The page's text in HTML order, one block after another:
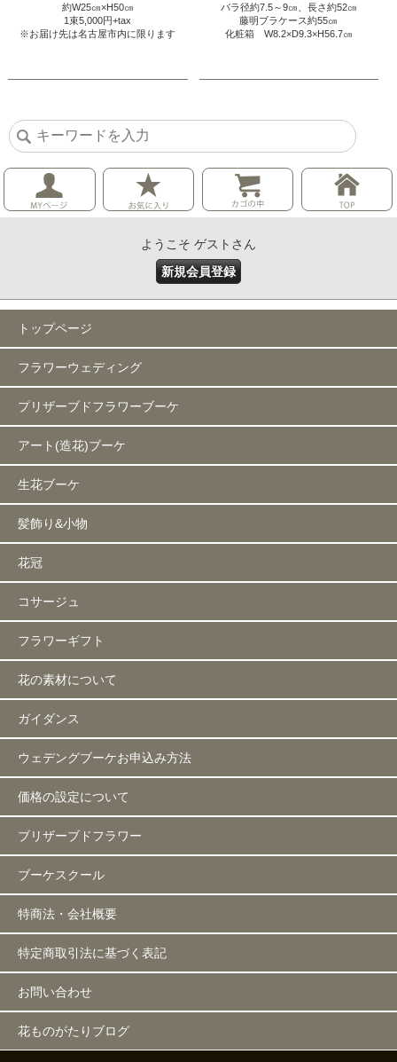
約W25㎝×H50㎝
1束5,000円+tax
※お届け先は名古屋市内に限ります
バラ径約7.5～9㎝、長さ約52㎝
藤明ブラケース約55㎝
化粧箱 W8.2×D9.3×H56.7㎝
ようこそ ゲストさん
新規会員登録
トップページ
フラワーウェディング
プリザーブドフラワーブーケ
アート(造花)ブーケ
生花ブーケ
髪飾り&小物
花冠
コサージュ
フラワーギフト
花の素材について
ガイダンス
ウェデングブーケお申込み方法
価格の設定について
ブリザーブドフラワー
ブーケスクール
特商法・会社概要
特定商取引法に基づく表記
お問い合わせ
花ものがたりブログ